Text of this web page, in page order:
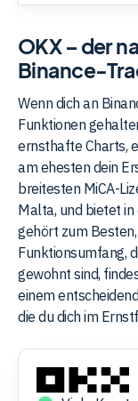
OKX – der
Binance-
Wenn dich an
Funktionen
ernsthafte Charts,
am ehesten dein
breitesten MiCA-
Malta, und bietet in
gehört zum
Funktionsumfang,
gewohnt sind,
einem
die du dich im